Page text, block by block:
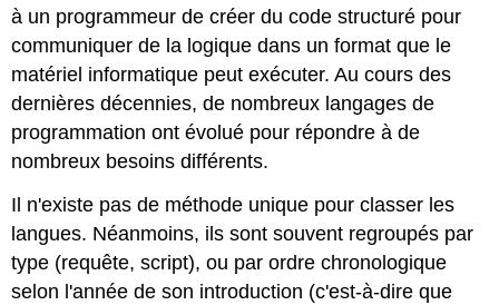
à un programmeur de créer du code structuré pour
communiquer de la logique dans un format que le
matériel informatique peut exécuter. Au cours des
dernières décennies, de nombreux langages de
programmation ont évolué pour répondre à de
nombreux besoins différents.
Il n'existe pas de méthode unique pour classer les
langues. Néanmoins, ils sont souvent regroupés par
type (requête, script), ou par ordre chronologique
selon l'année de son introduction (c'est-à-dire que